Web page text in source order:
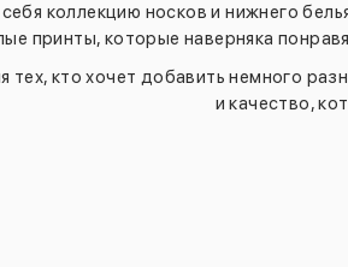
коллекцию носков и нижнего
принты, которые наверняка
тех, кто хочет добавить немного
и качество,